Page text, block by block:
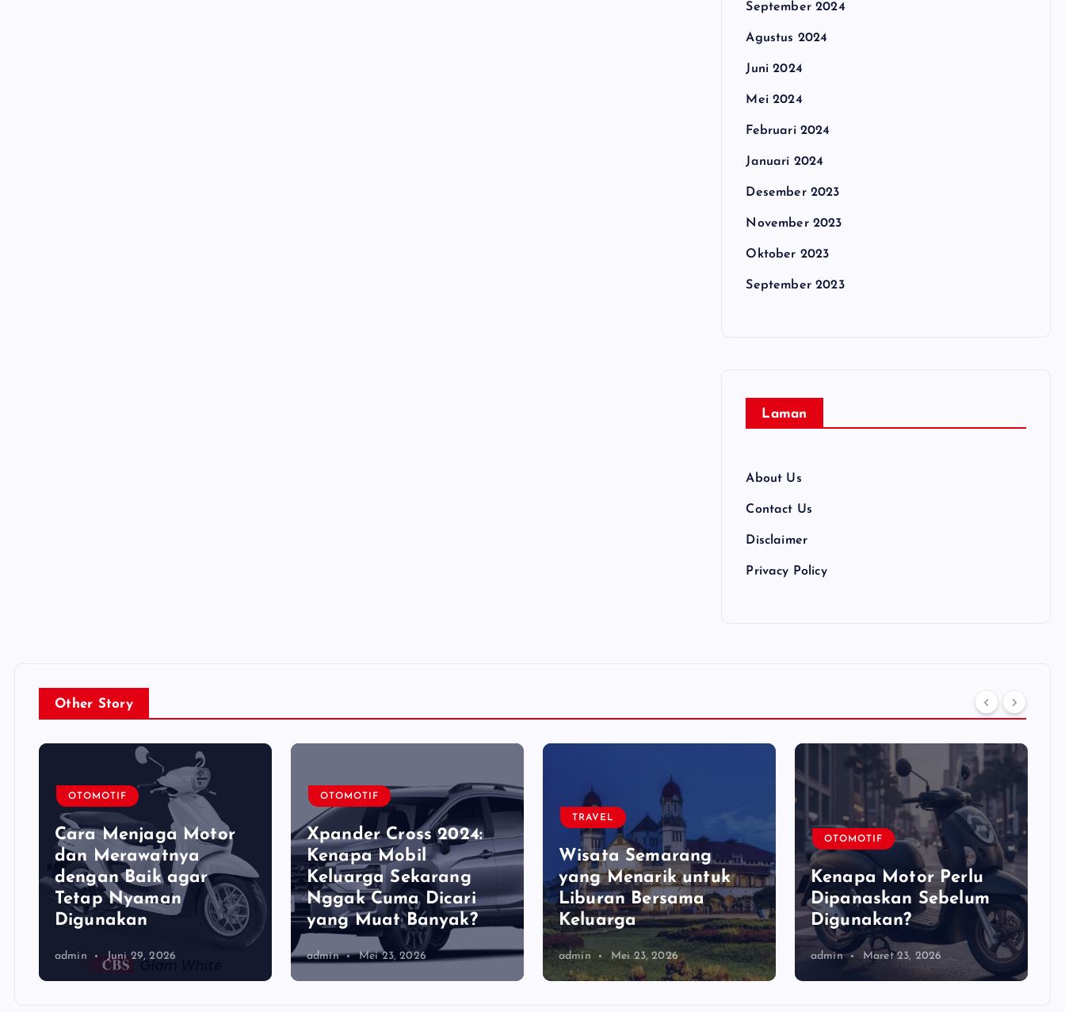
September 2024
Agustus 2024
Juni 2024
Mei 2024
Februari 2024
Januari 2024
Desember 2023
November 2023
Oktober 2023
September 2023
Laman
About Us
Contact Us
Disclaimer
Privacy Policy
Other Story
OTOMOTIF
Cara Menjaga Motor
dan Merawatnya
dengan Baik agar
Tetap Nyaman
Digunakan
admin Juni 29, 2026
OTOMOTIF
Xpander Cross 2024:
Kenapa Mobil
Keluarga Sekarang
Nggak Cuma Dicari
yang Muat Banyak?
admin Mei 23, 2026
TRAVEL
Wisata Semarang
yang Menarik untuk
Liburan Bersama
Keluarga
admin Mei 23, 2026
OTOMOTIF
Kenapa Motor Perlu
Dipanaskan Sebelum
Digunakan?
admin Maret 23, 2026